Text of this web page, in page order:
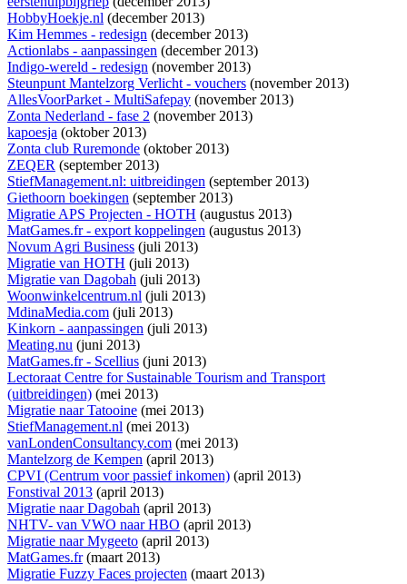
HobbyHoekje.nl (december 2013)
Kim Hemmes - redesign (december 2013)
Actionlabs - aanpassingen (december 2013)
Indigo-wereld - redesign (november 2013)
Steunpunt Mantelzorg Verlicht - vouchers (november 2013)
AllesVoorParket - MultiSafepay (november 2013)
Zonta Nederland - fase 2 (november 2013)
kapoesja (oktober 2013)
Zonta club Ruremonde (oktober 2013)
ZEQER (september 2013)
StiefManagement.nl: uitbreidingen (september 2013)
Giethoorn boekingen (september 2013)
Migratie APS Projecten - HOTH (augustus 2013)
MatGames.fr - export koppelingen (augustus 2013)
Novum Agri Business (juli 2013)
Migratie van HOTH (juli 2013)
Migratie van Dagobah (juli 2013)
Woonwinkelcentrum.nl (juli 2013)
MdinaMedia.com (juli 2013)
Kinkorn - aanpassingen (juli 2013)
Meating.nu (juni 2013)
MatGames.fr - Scellius (juni 2013)
Lectoraat Centre for Sustainable Tourism and Transport
(uitbreidingen) (mei 2013)
Migratie naar Tatooine (mei 2013)
StiefManagement.nl (mei 2013)
vanLondenConsultancy.com (mei 2013)
Mantelzorg de Kempen (april 2013)
CPVI (Centrum voor passief inkomen) (april 2013)
Fonstival 2013 (april 2013)
Migratie naar Dagobah (april 2013)
NHTV- van VWO naar HBO (april 2013)
Migratie naar Mygeeto (april 2013)
MatGames.fr(maart 2013)
Migratie Fuzzy Faces projecten (maart 2013)